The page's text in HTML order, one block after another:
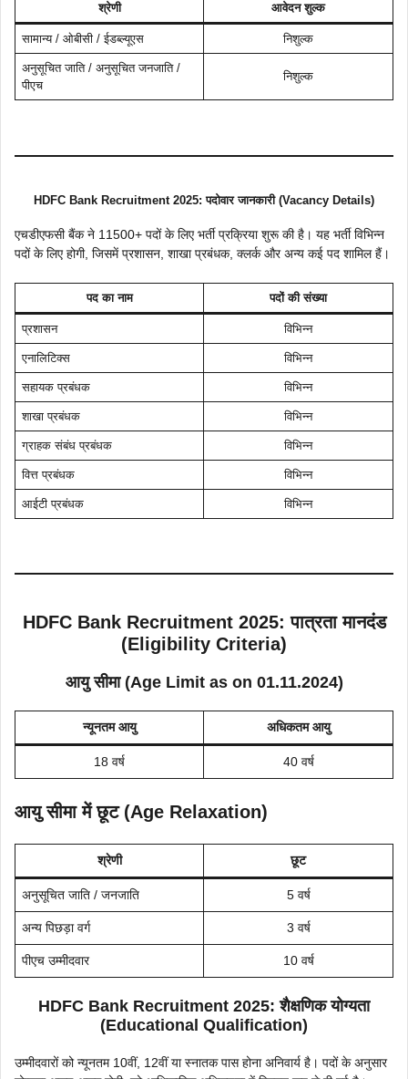
श्रेणी आवेदन शुल्क
सामान्य / ओबीसी / ईडब्ल्यूएस निशुल्क
अनुसूचित जाति / अनुसूचित जनजाति /
पीएच
निशुल्क
HDFC Bank Recruitment 2025: पदोवार जानकारी (Vacancy Details)
एचडीएफसी बैंक ने 11500+ पदों के लिए भर्ती प्रक्रिया शुरू की है। यह भर्ती विभिन्न
पदों के लिए होगी, जिसमें प्रशासन, शाखा प्रबंधक, क्लर्क और अन्य कई पद शामिल हैं।
पद का नाम पदों की संख्या
प्रशासन विभिन्न
एनालिटिक्स विभिन्न
सहायक प्रबंधक विभिन्न
शाखा प्रबंधक विभिन्न
ग्राहक संबंध प्रबंधक विभिन्न
वित्त प्रबंधक विभिन्न
आईटी प्रबंधक विभिन्न
HDFC Bank Recruitment 2025: पात्रता मानदंड
(Eligibility Criteria)
आयु सीमा (Age Limit as on 01.11.2024)
न्यूनतम आयु अधिकतम आयु
18 वर्ष 40 वर्ष
आयु सीमा में छूट (Age Relaxation)
श्रेणी छूट
अनुसूचित जाति / जनजाति 5 वर्ष
अन्य पिछड़ा वर्ग 3 वर्ष
पीएच उम्मीदवार 10 वर्ष
HDFC Bank Recruitment 2025: शैक्षणिक योग्यता
(Educational Qualification)
उम्मीदवारों को न्यूनतम 10वीं, 12वीं या स्नातक पास होना अनिवार्य है। पदों के अनुसार